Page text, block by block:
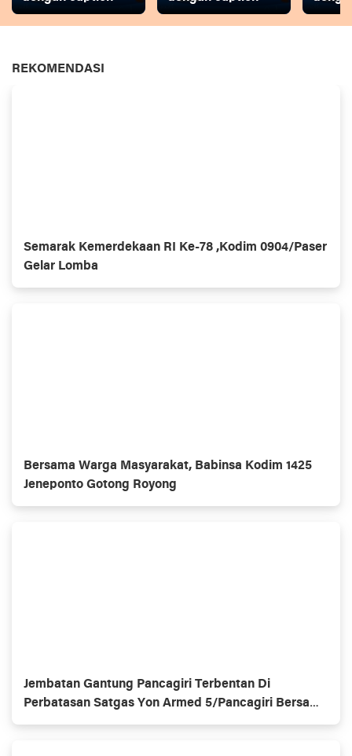
REKOMENDASI
Semarak Kemerdekaan RI Ke-78 ,Kodim 0904/Paser
Gelar Lomba
Bersama Warga Masyarakat, Babinsa Kodim 1425
Jeneponto Gotong Royong
Jembatan Gantung Pancagiri Terbentan Di
Perbatasan Satgas Yon Armed 5/Pancagiri Bersama
Vertikal Rescue Dan PT MA/BDRMS